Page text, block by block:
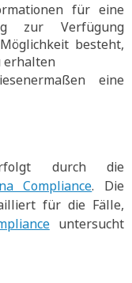
für eine
zur Verfügung
besteht,
erhalten
eine
durch die
Compliance. Die
für die Fälle,
untersucht